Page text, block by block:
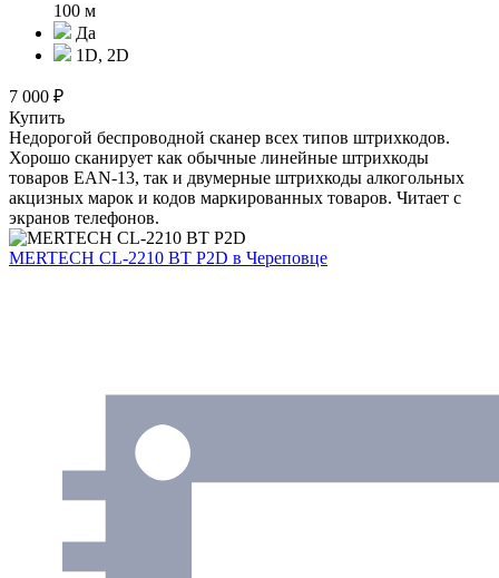
100 м
Да
1D, 2D
7 000 ₽
Купить
Недорогой беспроводной сканер всех типов штрихкодов.
Хорошо сканирует как обычные линейные штрихкоды
товаров EAN-13, так и двумерные штрихкоды алкогольных
акцизных марок и кодов маркированных товаров. Читает с
экранов телефонов.
MERTECH CL-2210 BT P2D в Череповце